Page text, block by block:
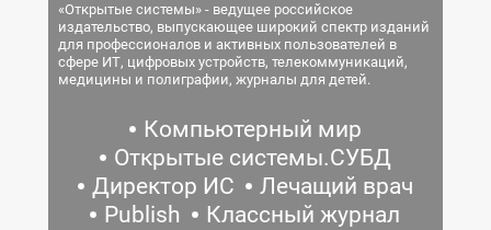
«Открытые системы» - ведущее российское
издательство, выпускающее широкий спектр изданий
для профессионалов и активных пользователей в
сфере ИТ, цифровых устройств, телекоммуникаций,
медицины и полиграфии, журналы для детей.
Компьютерный мир
Открытые системы.СУБД
Директор ИС
Лечащий врач
Publish
Классный журнал